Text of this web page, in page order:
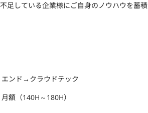
足している企業様にご自身のノウハウを蓄積
エンド→クラウドテック
月額（140H～180H）